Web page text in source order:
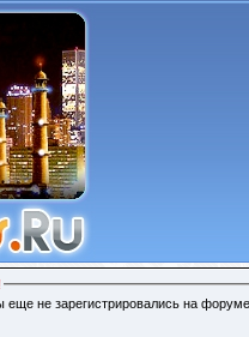
не зарегистрировались на